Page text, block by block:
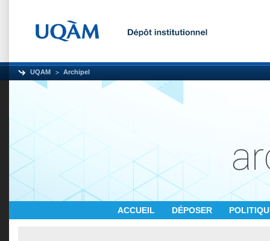
UQAM Archipel
ACCUEIL DÉPOSER